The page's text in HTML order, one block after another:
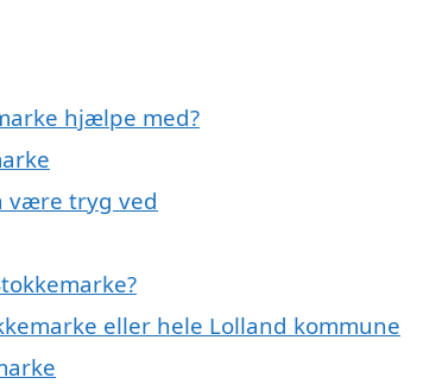
hjælpe med?
være tryg ved
eller hele Lolland kommune